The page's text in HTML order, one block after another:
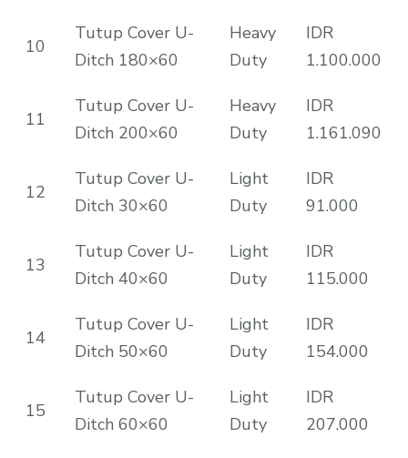
10
Tutup Cover U-
Ditch 180×60
Heavy
Duty
IDR
1.100.000
11
Tutup Cover U-
Ditch 200×60
Heavy
Duty
IDR
1.161.090
12
Tutup Cover U-
Ditch 30×60
Light
Duty
IDR
91.000
13
Tutup Cover U-
Ditch 40×60
Light
Duty
IDR
115.000
14
Tutup Cover U-
Ditch 50×60
Light
Duty
IDR
154.000
15
Tutup Cover U-
Ditch 60×60
Light
Duty
IDR
207.000